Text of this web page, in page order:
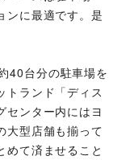
ンに最適です。是
40台分の駐車場を
トランド「ディス
センター内にはヨ
大型店舗も揃って
めて済ませること